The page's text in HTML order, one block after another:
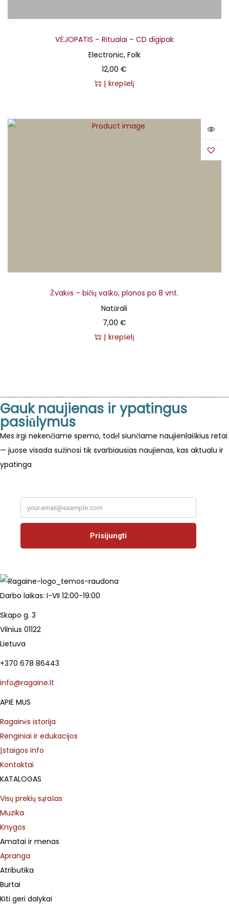
VĖJOPATIS – Ritualai – CD digipak
Electronic, Folk
12,00€
Į krepšelį
Žvakės – bičių vaško, plonos po 8 vnt.
Natūrali
7,00 €
Į krepšelį
Gauk naujienas ir ypatingus
pasiūlymus
Mes irgi nekenčiame spemo, todėl siunčiame naujienlaiškius retai
— juose visada sužinosi tik svarbiausias naujienas, kas aktualu ir
ypatinga
Darbo laikas: I-VII 12:00-19:00
Skapo g. 3
Vilnius 01122
Lietuva
+370 678 86443
info@ragaine.lt
APIE MUS
Ragainės istorija
Renginiai ir edukacijos
Įstaigos info
Kontaktai
KATALOGAS
Visų prekių sąrašas
Muzika
Knygos
Amatai ir menas
Apranga
Atributika
Burtai
Kiti geri dalykai